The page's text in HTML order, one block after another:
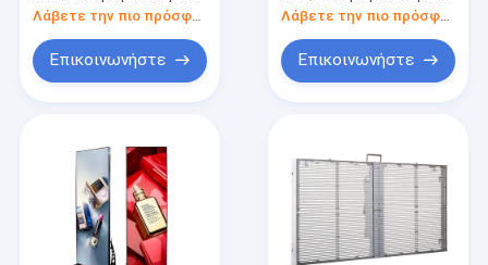
γυαλιού SMD1921
P7.8 υψηλός
Λάβετε την πιο πρόσφατη τιμή
Επικοινωνήστε
διαφανών
οδηγήσεων P3.9
Επικοινωνήστε